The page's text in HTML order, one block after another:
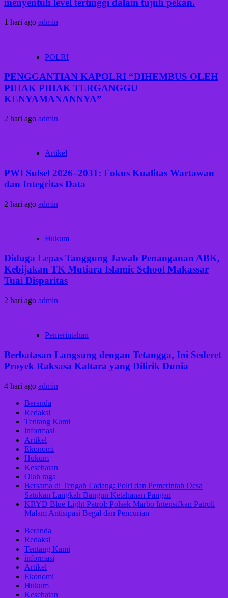
menyentuh level tertinggi dalam tujuh pekan.
1 hari ago admin
POLRI
PENGGANTIAN KAPOLRI “DIHEMBUS OLEH
PIHAK PIHAK TERGANGGU
KENYAMANANNYA”
2 hari ago admin
Artikel
PWI Sulsel 2026–2031: Fokus Kualitas Wartawan
dan Integritas Data
2 hari ago admin
Hukum
Diduga Lepas Tanggung Jawab Penanganan ABK,
Kebijakan TK Mutiara Islamic School Makassar
Tuai Disparitas
2 hari ago admin
Pemerintahan
Berbatasan Langsung dengan Tetangga, Ini Sederet
Proyek Raksasa Kaltara yang Dilirik Dunia
4 hari ago admin
Beranda
Redaksi
Tentang Kami
informasi
Artikel
Ekonomi
Hukum
Kesehatan
Olah raga
Bersama di Tengah Ladang: Polri dan Pemerintah Desa
Satukan Langkah Bangun Ketahanan Pangan
KRYD Blue Light Patrol: Polsek Marbo Intensifkan Patroli
Malam Antisipasi Begal dan Pencurian
Beranda
Redaksi
Tentang Kami
informasi
Artikel
Ekonomi
Hukum
Kesehatan